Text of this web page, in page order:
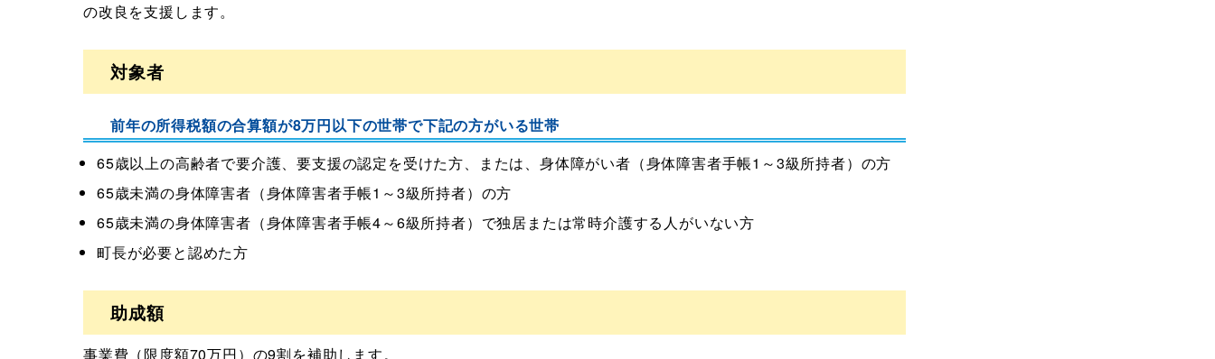
の改良を支援します。
対象者
前年の所得税額の合算額が8万円以下の世帯で下記の方がいる世帯
65歳以上の高齢者で要介護、要支援の認定を受けた方、または、身体障がい者（身体障害者手帳1～3級所持者）の方
65歳未満の身体障害者（身体障害者手帳1～3級所持者）の方
65歳未満の身体障害者（身体障害者手帳4～6級所持者）で独居または常時介護する人がいない方
町長が必要と認めた方
助成額
事業費（限度額70万円）の9割を補助します。